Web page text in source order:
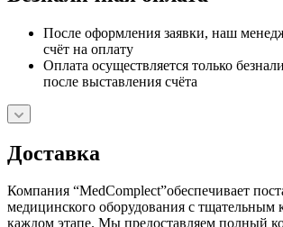
После оформления заявки, наш
счёт на оплату
Оплата осуществляется только
после выставления счёта
Доставка
Компания “MedComplect”обеспечивает
медицинского оборудования с тщательным
каждом этапе. Мы предоставляем полный